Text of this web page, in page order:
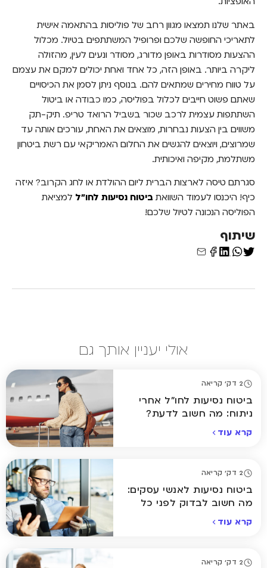
באתר שלנו תמצאו מגוון רחב של פוליסות בהתאמה אישית
לתאריכי החופשה שלכם ופרופיל המשתתפים בטיול. מכלול
ההצעות מסודרות באופן מדורג, מסודר ונעים לעין, מהזולה
ליקרה ביותר. באופן הזה, כל אחד ואחת יכולים למקם את עצמם
על טווח מחירים שמתאים להם. בנוסף ניתן לסמן את הכיסויים
שאתם פשוט חייבים לכלול בפוליסה, כמו כבודה או ביטול
השתתפות עצמית לרכב שכור בשביל הרואד טריפ. תיק-תק
משווים בין הצעות נבחרות, מוצאים את האחת, עורכים אותה עד
שמרוצים, ויוצאים להגשים את החלום האמריקאי עם רשת ביטחון
משתלמת, מקיפה ואיכותית.
סגרתם טיסה לארצות הברית ליום ההולדת או לחג הקרוב? איזה
כיף! היכנסו לעמוד השוואת ביטוח נסיעות לחו"ל למציאת
הפוליסה הנכונה לטיול שלכם!
שיתוף
אולי יעניין אותך גם
2 דק' קריאה
ביטוח נסיעות לחו"ל אחרי
ניתוח: מה חשוב לדעת?
קרא עוד
2 דק' קריאה
ביטוח נסיעות לאנשי עסקים:
מה חשוב לבדוק לפני כל
קרא עוד
2 דק' קריאה